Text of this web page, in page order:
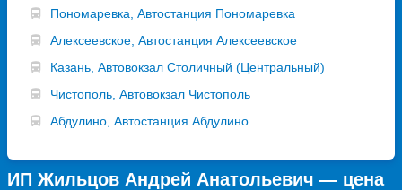
Пономаревка, Автостанция Пономаревка
Алексеевское, Автостанция Алексеевское
Казань, Автовокзал Столичный (Центральный)
Чистополь, Автовокзал Чистополь
Абдулино, Автостанция Абдулино
ИП Жильцов Андрей Анатольевич — цена